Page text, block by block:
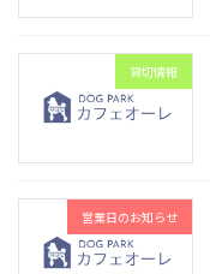
貸切情報
営業日のお知らせ